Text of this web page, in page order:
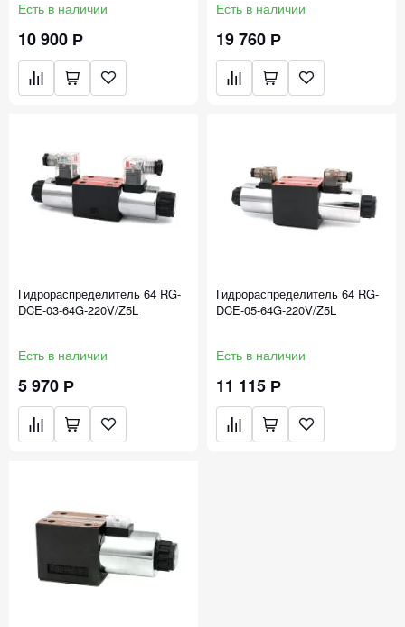
Есть в наличии
10 900 Р
Есть в наличии
19 760 Р
Гидрораспределитель 64 RG-
DCE-03-64G-220V/Z5L
Есть в наличии
5 970 Р
Гидрораспределитель 64 RG-
DCE-05-64G-220V/Z5L
Есть в наличии
11 115 Р